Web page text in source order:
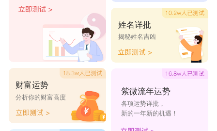
得的游姿，不仅能缓解疲惫，还能为家中增添一抹
‌金鱼‌作为传统的招财鱼，在中国文化中有着悠
久的历史和深厚的底蕴。其圆润的体型和金黄的色
泽，象征着财富与吉祥。金鱼适应性强，容易饲
养，非常适合家庭养殖。
‌小编还带来了关于鱼缸风水的其它方面内容。
财富运势
分析你的财富高度
姓名详批
揭秘姓名吉凶
紫微流年运势
各项运势详批，
新的一年新的机遇！